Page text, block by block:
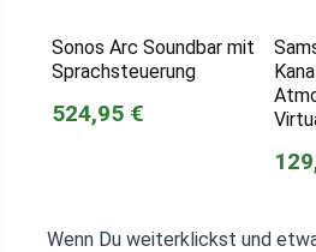
Sonos Arc Soundbar mit
Sprachsteuerung
524,95 €
Wenn Du weiterklickst und